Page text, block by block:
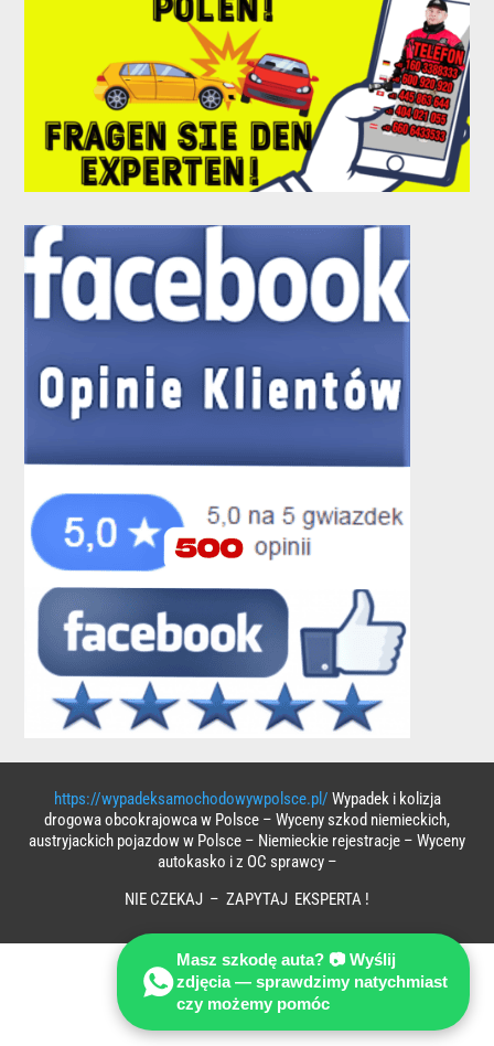
https://wypadeksamochodowywpolsce.pl/ Wypadek i kolizja
drogowa obcokrajowca w Polsce – Wyceny szkod niemieckich,
austryjackich pojazdow w Polsce – Niemieckie rejestracje – Wyceny
autokasko i z OC sprawcy –
NIE CZEKAJ – ZAPYTAJ EKSPERTA !
Masz szkodę auta? 📷 Wyślij
zdjęcia — sprawdzimy natychmiast
czy możemy pomóc